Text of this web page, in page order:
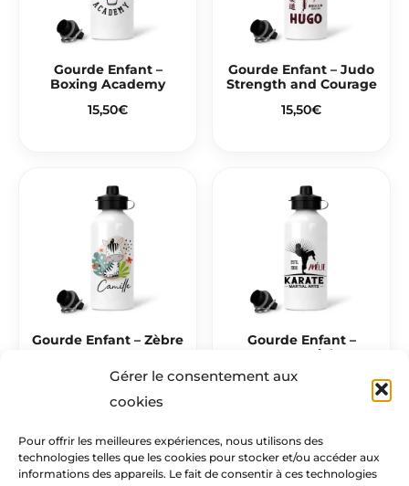
Gérer le consentement aux
cookies
Pour offrir les meilleures expériences, nous utilisons des
technologies telles que les cookies pour stocker et/ou accéder aux
informations des appareils. Le fait de consentir à ces technologies
Gourde Enfant –
Boxing Academy
15,50€
Gourde Enfant – Judo
Strength and Courage
15,50€
Gourde Enfant – Zèbre
Gourde Enfant –
Karate Martial Arts
15,50
Mentions légales​